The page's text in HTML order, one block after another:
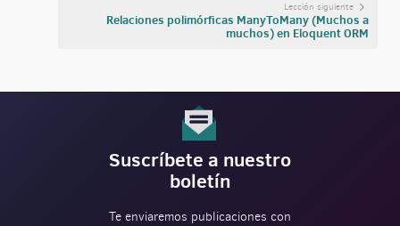
Lección siguiente
Relaciones polimórficas ManyToMany (Muchos a
muchos) en Eloquent ORM
Suscríbete a nuestro
boletín
Te enviaremos publicaciones con